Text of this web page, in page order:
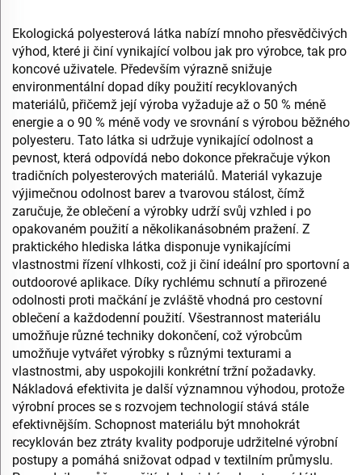
Ekologická polyesterová látka nabízí mnoho přesvědčivých
výhod, které ji činí vynikající volbou jak pro výrobce, tak pro
koncové uživatele. Především výrazně snižuje
environmentální dopad díky použití recyklovaných
materiálů, přičemž její výroba vyžaduje až o 50 % méně
energie a o 90 % méně vody ve srovnání s výrobou běžného
polyesteru. Tato látka si udržuje vynikající odolnost a
pevnost, která odpovídá nebo dokonce překračuje výkon
tradičních polyesterových materiálů. Materiál vykazuje
výjimečnou odolnost barev a tvarovou stálost, čímž
zaručuje, že oblečení a výrobky udrží svůj vzhled i po
opakovaném použití a několikanásobném pražení. Z
praktického hlediska látka disponuje vynikajícími
vlastnostmi řízení vlhkosti, což ji činí ideální pro sportovní a
outdoorové aplikace. Díky rychlému schnutí a přirozené
odolnosti proti mačkání je zvláště vhodná pro cestovní
oblečení a každodenní použití. Všestrannost materiálu
umožňuje různé techniky dokončení, což výrobcům
umožňuje vytvářet výrobky s různými texturami a
vlastnostmi, aby uspokojili konkrétní tržní požadavky.
Nákladová efektivita je další významnou výhodou, protože
výrobní proces se s rozvojem technologií stává stále
efektivnějším. Schopnost materiálu být mnohokrát
recyklován bez ztráty kvality podporuje udržitelné výrobní
postupy a pomáhá snižovat odpad v textilním průmyslu.